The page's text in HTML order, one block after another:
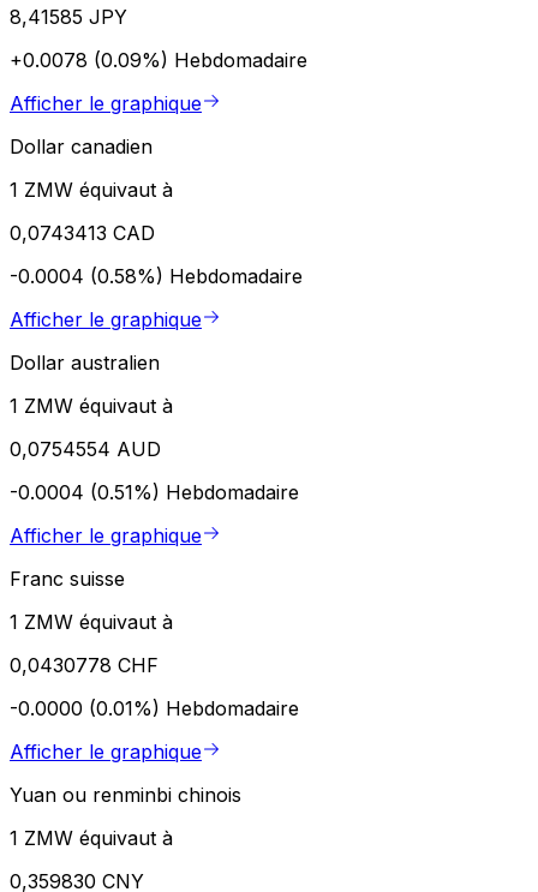
8,41585 JPY
+0.0078 (0.09%) Hebdomadaire
Afficher le graphique
Dollar canadien
1 ZMW équivaut à
0,0743413 CAD
-0.0004 (0.58%) Hebdomadaire
Afficher le graphique
Dollar australien
1 ZMW équivaut à
0,0754554 AUD
-0.0004 (0.51%) Hebdomadaire
Afficher le graphique
Franc suisse
1 ZMW équivaut à
0,0430778 CHF
-0.0000 (0.01%) Hebdomadaire
Afficher le graphique
Yuan ou renminbi chinois
1 ZMW équivaut à
0,359830 CNY